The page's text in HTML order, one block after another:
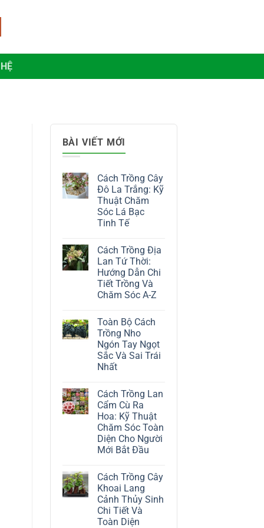
BÀI VIẾT MỚI
Cách Trồng Cây
Đô La Trắng: Kỹ
Thuật Chăm
Sóc Lá Bạc
Tinh Tế
bình
luận
ở
Cách
Trồng
Cây
Đô
Kỹ
Thuật
Chăm
Sóc
Lá
Bạc
Tinh
Cách Trồng Địa
Lan Tứ Thời:
Hướng Dẫn Chi
Tiết Trồng Và
Chăm Sóc A-Z
bình
luận
Cách
Trồng
Địa
Lan
Hướng
Dẫn
Chi
Tiết
Trồng
Và
Chăm
Sóc
A-
Toàn Bộ Cách
Trồng Nho
Ngón Tay Ngọt
Sắc Và Sai Trái
Nhất
bình
luận
ở
Toàn
Bộ
Cách
Trồng
Nho
Ngón
Sắc
Và
Sai
Trái
Nhất
Cách Trồng Lan
Cẩm Cù Ra
Hoa: Kỹ Thuật
Chăm Sóc Toàn
Diện Cho Người
Mới Bắt Đầu
bình
luận
ở
Cách
Trồng
Lan
Cẩm
Cách Trồng Cây
Khoai Lang
Cảnh Thủy Sinh
Chi Tiết Và
Toàn Diện